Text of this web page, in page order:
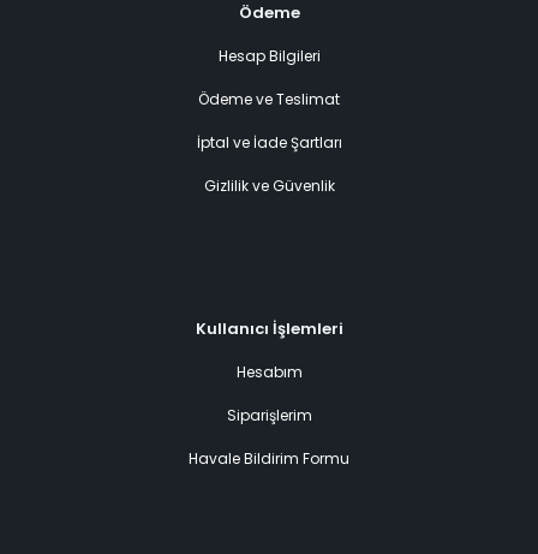
Ödeme
Hesap Bilgileri
Ödeme ve Teslimat
İptal ve İade Şartları
Gizlilik ve Güvenlik
Kullanıcı İşlemleri
Hesabım
Siparişlerim
Havale Bildirim Formu